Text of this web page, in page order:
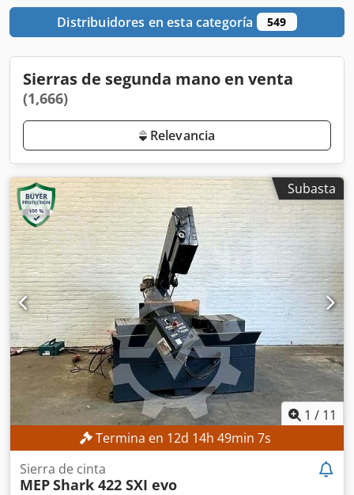
Distribuidores en esta categoría 549
Sierras de segunda mano en venta
(1,666)
Relevancia
Subasta
1 / 11
Termina en 12d 14h 49min 5s
Sierra de cinta
MEPShark 422 SXI evo